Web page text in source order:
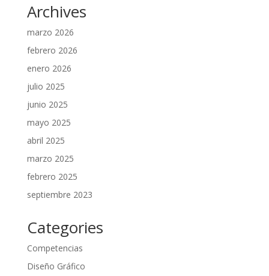
Archives
marzo 2026
febrero 2026
enero 2026
julio 2025
junio 2025
mayo 2025
abril 2025
marzo 2025
febrero 2025
septiembre 2023
Categories
Competencias
Diseño Gráfico